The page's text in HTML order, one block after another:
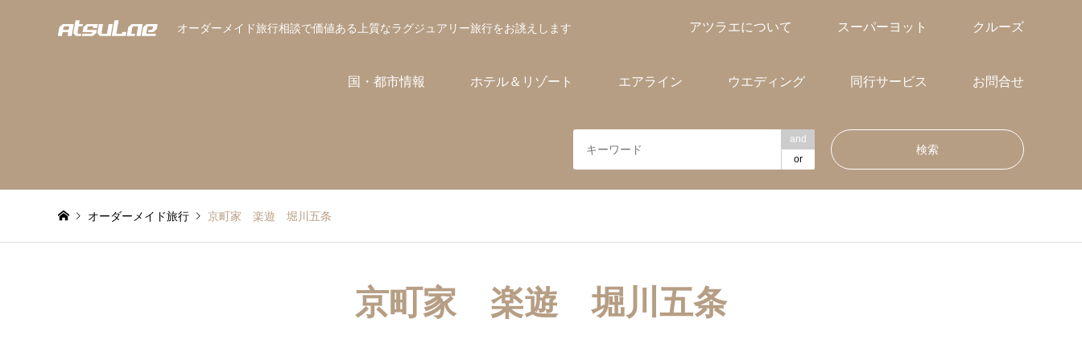
オーダーメイド旅行相談で価値ある上質なラグジュアリー旅行をお誂えします アツラエについて スーパーヨット クルーズ
国・都市情報 ホテル＆リゾート エアライン ウエディング 同行サービス お問合せ
and
or
オーダーメイド旅行 京町家 楽遊 堀川五条
京町家 楽遊 堀川五条